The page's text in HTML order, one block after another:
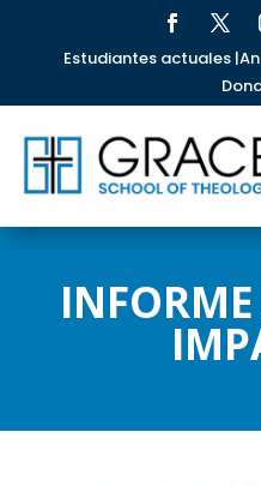
Estudiantes actuales |